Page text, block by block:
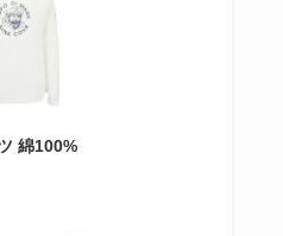
綿100%